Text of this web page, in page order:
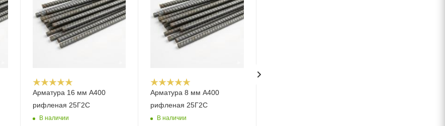
Арматура 16 мм А400
рифленая 25Г2С
В наличии
Арматура 8 мм А400
рифленая 25Г2С
В наличии